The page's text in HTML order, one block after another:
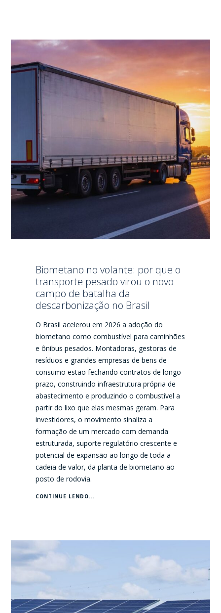
Biometano no volante: por que o
transporte pesado virou o novo
campo de batalha da
descarbonização no Brasil
O Brasil acelerou em 2026 a adoção do
biometano como combustível para caminhões
e ônibus pesados. Montadoras, gestoras de
resíduos e grandes empresas de bens de
consumo estão fechando contratos de longo
prazo, construindo infraestrutura própria de
abastecimento e produzindo o combustível a
partir do lixo que elas mesmas geram. Para
investidores, o movimento sinaliza a
formação de um mercado com demanda
estruturada, suporte regulatório crescente e
potencial de expansão ao longo de toda a
cadeia de valor, da planta de biometano ao
posto de rodovia.
CONTINUE LENDO...